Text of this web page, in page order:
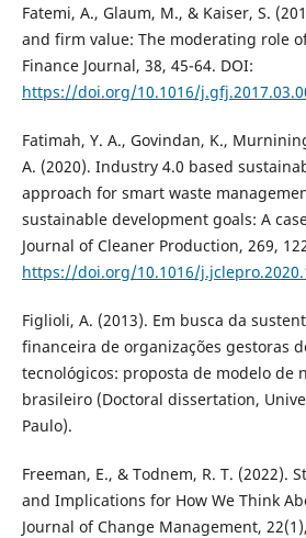
Fatemi, A., Glaum, M., & Kaiser, S.
and firm value: The moderating role
Finance Journal, 38, 45-64. DOI:
https://doi.org/10.1016/
Fatimah, Y. A., Govindan, K.,
A. (2020). Industry 4.0 based
approach for smart waste
sustainable development goals: A
Journal of Cleaner Production, 269,
https://doi.org/10.1016/
Figlioli, A. (2013). Em busca da
financeira de organizações gestoras
tecnológicos: proposta de modelo de
brasileiro (Doctoral dissertation,
Paulo).
Freeman, E., & Todnem, R. T. (2022).
and Implications for How We Think
Journal of Change Management,